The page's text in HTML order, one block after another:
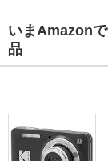
いまAmazon
品